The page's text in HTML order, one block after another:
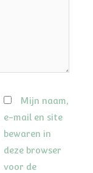
Mijn naam,
e-mail en site
bewaren in
deze browser
voor de